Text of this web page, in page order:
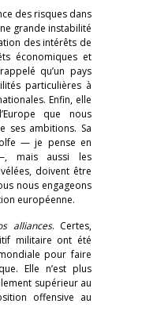
des risques dans
grande instabilité
des intérêts de
économiques et
qu’un pays
particulières à
Enfin, elle
que nous
ses ambitions. Sa
— je pense en
mais aussi les
doivent être
nous engageons
européenne.
alliances. Certes,
militaire ont été
pour faire
Elle n’est plus
supérieur au
offensive au